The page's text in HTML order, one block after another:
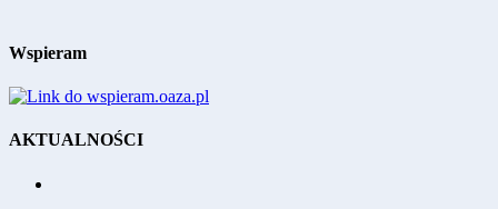
Wspieram
AKTUALNOŚCI